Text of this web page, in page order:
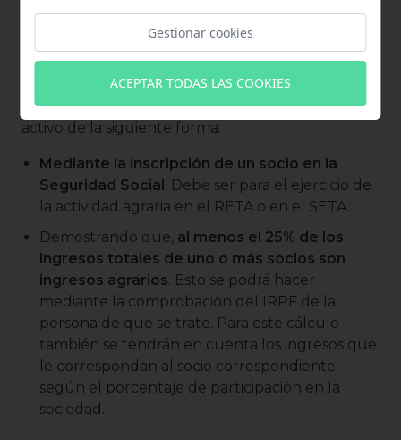
Existe un caso especial, el de lascomunidades
bienes, herencias yacentes o comunidades de
herederos y sociedades civiles sin objeto
Al ser una agrupación de personas
físicas, podrán cumplir losrequisitosde agricultor
activo de la siguiente forma:
Mediante la inscripción de un socio en la
Seguridad Social. Debe ser para el ejercicio de
la actividad agraria en el RETA o en el SETA.
Demostrando que, al menos el 25% de los
ingresos totales de uno o más socios son
ingresos agrarios. Esto se podrá hacer
mediante la comprobación del IRPF de la
persona de que se trate. Para este cálculo
también se tendrán en cuenta los ingresos que
le correspondan al socio correspondiente
según el porcentaje de participación en la
sociedad.
Gestionar cookies
ACEPTAR TODAS LAS COOKIES